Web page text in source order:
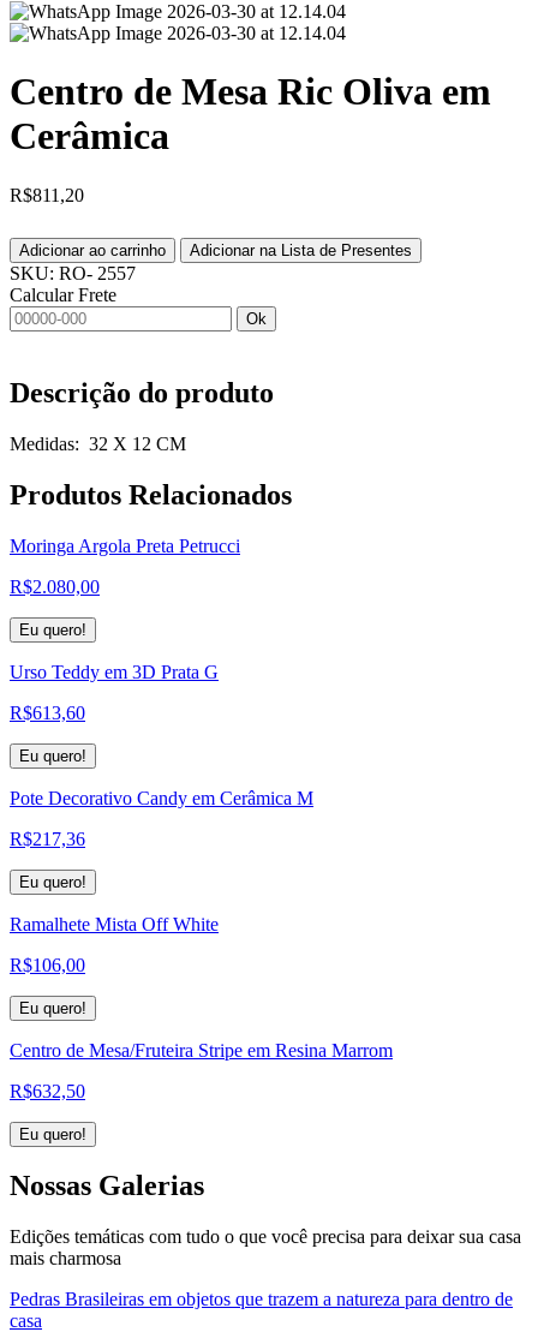
Centro de Mesa Ric Oliva em
Cerâmica
R$811,20
Adicionar ao carrinho Adicionar na Lista de Presentes
SKU: RO- 2557
Calcular Frete
Ok
Descrição do produto
Medidas: 32 X 12 CM
Produtos Relacionados
Moringa Argola Preta Petrucci
R$2.080,00
Eu quero!
Urso Teddy em 3D Prata G
R$613,60
Eu quero!
Pote Decorativo Candy em Cerâmica M
R$217,36
Eu quero!
Ramalhete Mista Off White
R$106,00
Eu quero!
Centro de Mesa/Fruteira Stripe em Resina Marrom
R$632,50
Eu quero!
Nossas Galerias
Edições temáticas com tudo o que você precisa para deixar sua casa
mais charmosa
Pedras Brasileiras em objetos que trazem a natureza para dentro de
casa